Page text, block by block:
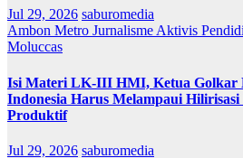
Jul 29, 2026 saburomedia
Ambon Metro Jurnalisme Aktivis
Moluccas
Isi Materi LK-III HMI, Ketua Golkar
Indonesia Harus Melampaui
Produktif
Jul 29, 2026 saburomedia